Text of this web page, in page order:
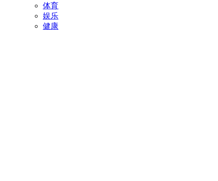
体育
娱乐
健康